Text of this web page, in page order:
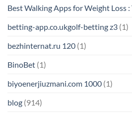
Best Walking Apps for Weight Loss
betting-app.co.ukgolf-betting z3 (1)
bezhinternat.ru 120 (1)
BinoBet (1)
biyoenerjiuzmani.com 1000 (1)
blog (914)